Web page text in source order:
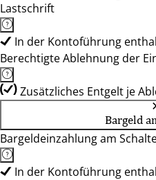
Lastschrift
In der Kontoführung
Berechtigte Ablehnung der
Zusätzliches Entgelt je
Bargeld
Bargeldeinzahlung am
In der Kontoführung